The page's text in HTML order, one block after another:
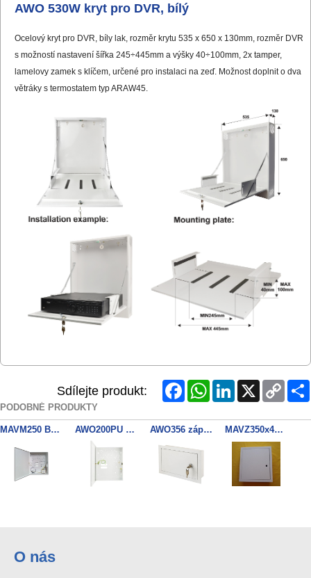
AWO 530W kryt pro DVR, bílý
Ocelový kryt pro DVR, bíly lak, rozměr krytu 535 x 650 x 130mm, rozměr DVR
s možností nastavení šířka 245÷445mm a výšky 40÷100mm, 2x tamper,
lamelovy zamek s klíčem, určené pro instalaci na zeď. Možnost doplnit o dva
větráky s termostatem typ ARAW45.
Sdílejte produkt: FacebookWhatsAppLinkedIn
Copy
Link
PODOBNÉ PRODUKTY
MAVM250 Box 250x290x80mm AWO200PU Box 320x395x90mm AWO356 záp.kryt MAVZ350x400x100 BOX zapustny
O nás